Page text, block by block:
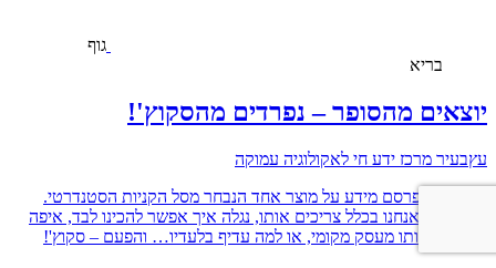
גוף
בריא
יוצאים מהסופר – נפרדים מהסקוץ'!
עץבעיר מרכז ידע חי לאקולוגיה עמוקה
כל שבוע נפרסם מידע על מוצר אחד הנבחר מסל הקניות הסטנדרטי.
נשאל אם אנחנו בכלל צריכים אותו, נגלה איך אפשר להכינו לבד, איפה
אפשר לקנותו מעסק מקומי, או למה עדיף בלעדיו… והפעם – סקוץ'!